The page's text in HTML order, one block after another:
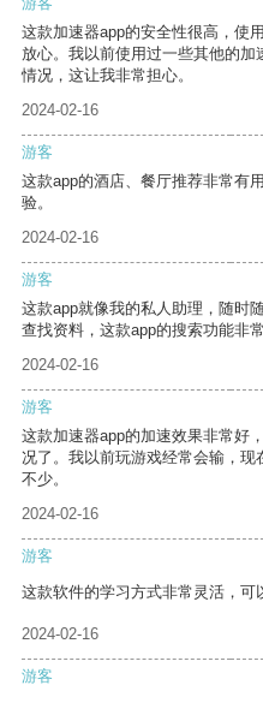
这款加速器app的安全性很高，使
放心。我以前使用过一些其他的
情况，这让我非常担心。
2024-02-16
游客
这款app的酒店、餐厅推荐非常有
验。
2024-02-16
游客
这款app就像我的私人助理，随时
查找资料，这款app的搜索功能非
2024-02-16
游客
这款加速器app的加速效果非常好
况了。我以前玩游戏经常会输，现
不少。
2024-02-16
游客
这款软件的学习方式非常灵活，可
2024-02-16
游客